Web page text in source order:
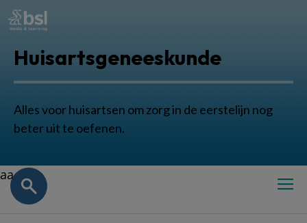
Huisartsgeneeskunde
Alles voor huisartsen om zorg in de eerstelijn nog
beter uit te oefenen.
aa